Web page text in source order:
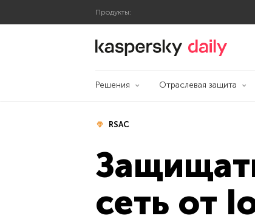
Продукты:
Блог
Решения Отраслевая защита
RSAC
сеть от